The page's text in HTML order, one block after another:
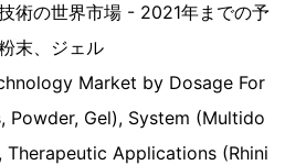
術の世界市場 - 2021年までの予
末、ジェル
Market by Dosage For
Powder, Gel), System (Multido
Therapeutic Applications (Rhini